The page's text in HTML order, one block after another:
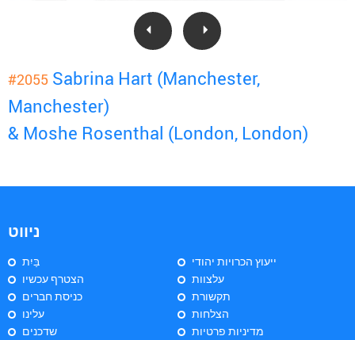
#2055 Sabrina Hart (Manchester,
Manchester)
& Moshe Rosenthal (London, London)
ניווט
בַּיִת
הצטרף עכשיו
כניסת חברים
עלינו
שדכנים
ייעוץ הכרויות יהודי
עלצוות
תקשורת
הצלחות
מדיניות פרטיות